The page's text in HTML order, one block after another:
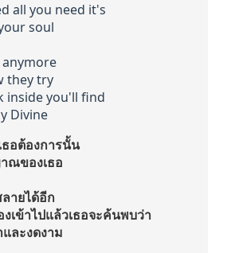
all you need it's
soul
anymore
they try
inside you'll find
Divine
อต้องการนั้น
ณของเธอ
ายได้อีก
เข้าไปแล้วเธอจะค้นพบว่า
ละงดงาม